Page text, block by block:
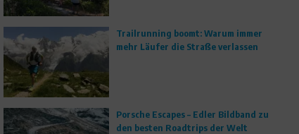
Trailrunning boomt: Warum immer
mehr Läufer die Straße verlassen
Porsche Escapes – Edler Bildband zu
den besten Roadtrips der Welt